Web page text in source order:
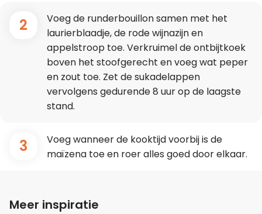
2
Voeg de runderbouillon samen met het
laurierblaadje, de rode wijnazijn en
appelstroop toe. Verkruimel de ontbijtkoek
boven het stoofgerecht en voeg wat peper
en zout toe. Zet de sukadelappen
vervolgens gedurende 8 uur op de laagste
stand.
3
Voeg wanneer de kooktijd voorbij is de
maïzena toe en roer alles goed door elkaar.
Meer inspiratie